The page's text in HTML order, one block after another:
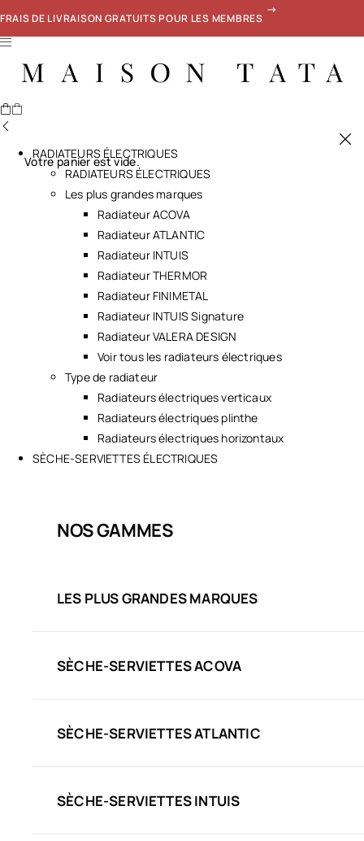
FRAIS DE LIVRAISON GRATUITS POUR LES MEMBRES
Votre panier est vide.
RADIATEURS ÉLECTRIQUES
RADIATEURS ÉLECTRIQUES
Les plus grandes marques
Radiateur ACOVA
Radiateur ATLANTIC
Radiateur INTUIS
Radiateur THERMOR
Radiateur FINIMETAL
Radiateur INTUIS Signature
Radiateur VALERA DESIGN
Voir tous les radiateurs électriques
Type de radiateur
Radiateurs électriques verticaux
Radiateurs électriques plinthe
Radiateurs électriques horizontaux
SÈCHE-SERVIETTES ÉLECTRIQUES
NOS GAMMES
LES PLUS GRANDES MARQUES
SÈCHE-SERVIETTES ACOVA
SÈCHE-SERVIETTES ATLANTIC
SÈCHE-SERVIETTES INTUIS